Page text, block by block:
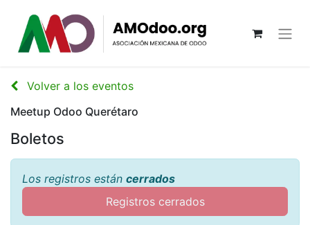
Volver a los eventos
Meetup Odoo Querétaro
Boletos
Los registros están cerrados
Registros cerrados